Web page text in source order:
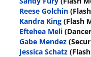
Reese Golchin
Kandra King (Flash
Eftehea Meli
Gabe Mendez
Jessica Schatz